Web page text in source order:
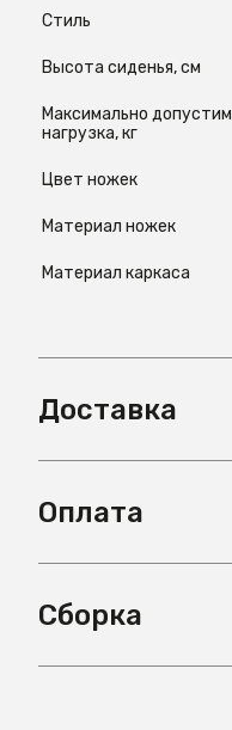
Стиль
Высота сиденья, см
Максимально
нагрузка, кг
Цвет ножек
Материал ножек
Материал каркаса
Доставка
Оплата
Сборка